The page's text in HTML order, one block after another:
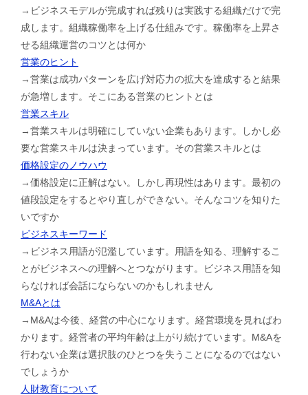
→ビジネスモデルが完成すれば残りは実践する組織だけで完
成します。組織稼働率を上げる仕組みです。稼働率を上昇さ
せる組織運営のコツとは何か
営業のヒント
→営業は成功パターンを広げ対応力の拡大を達成すると結果
が急増します。そこにある営業のヒントとは
営業スキル
→営業スキルは明確にしていない企業もあります。しかし必
要な営業スキルは決まっています。その営業スキルとは
価格設定のノウハウ
→価格設定に正解はない。しかし再現性はあります。最初の
値段設定をするとやり直しができない。そんなコツを知りた
いですか
ビジネスキーワード
→ビジネス用語が氾濫しています。用語を知る、理解するこ
とがビジネスへの理解へとつながります。ビジネス用語を知
らなければ会話にならないのかもしれません
M&Aとは
→M&Aは今後、経営の中心になります。経営環境を見ればわ
かります。経営者の平均年齢は上がり続けています。M&Aを
行わない企業は選択肢のひとつを失うことになるのではない
でしょうか
人財教育について